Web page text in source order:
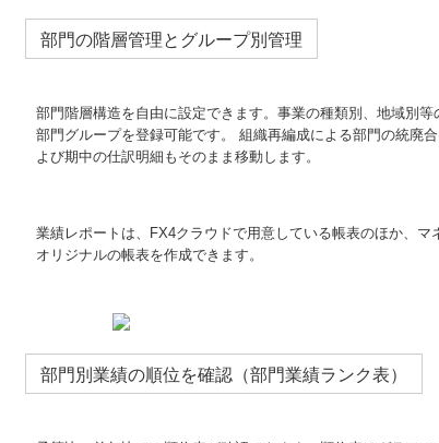
部門の階層管理とグループ別管理
部門階層構造を自由に設定できます。事業の種類別、地域別
部門グループを登録可能です。 組織再編成による部門の統廃
よび期中の仕訳明細もそのまま移動します。
業績レポートは、FX4クラウドで用意している帳表のほか、
オリジナルの帳表を作成できます。
部門別業績の順位を確認（部門業績ランク表）